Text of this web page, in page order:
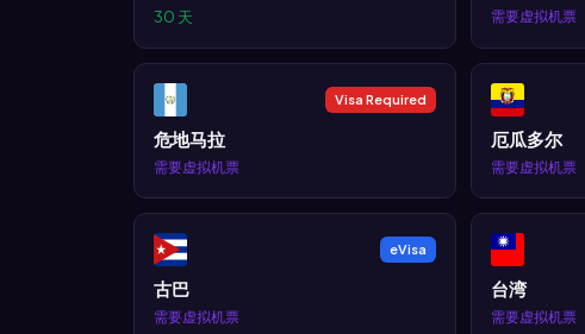
30 天 需要虚拟机票
Visa Required
危地马拉
需要虚拟机票
厄瓜多尔
需要虚拟机票
eVisa
古巴
需要虚拟机票
台湾
需要虚拟机票